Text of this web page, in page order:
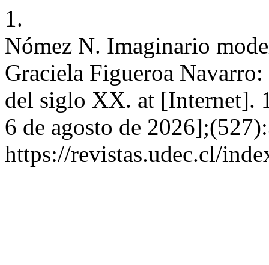
1.
Nómez N. Imaginario
Graciela Figueroa
del siglo XX. at [Internet].
6 de agosto de
https://revistas.udec.cl/